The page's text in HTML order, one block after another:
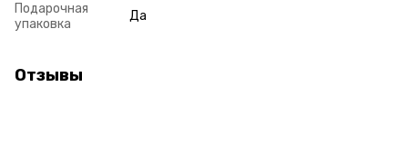
Подарочная
упаковка
Да
Отзывы